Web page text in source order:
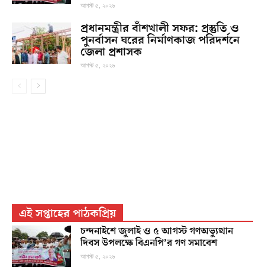
আগস্ট ৫, ২০২৬
প্রধানমন্ত্রীর বাঁশখালী সফর: প্রস্তুতি ও
পুনর্বাসন ঘরের নির্মাণকাজ পরিদর্শনে
জেলা প্রশাসক
আগস্ট ৫, ২০২৬
এই সপ্তাহের পাঠকপ্রিয়
চন্দনাইশে জুলাই ও ৫ আগস্ট গণঅভ্যুত্থান
দিবস উপলক্ষে বিএনপি’র গণ সমাবেশ
আগস্ট ৫, ২০২৬